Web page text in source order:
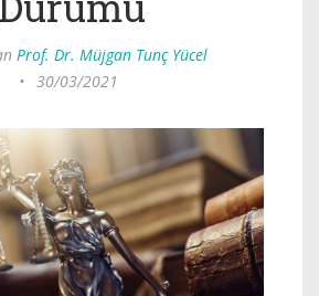
Prof. Dr. Müjgan Tunç Yücel
• 30/03/2021